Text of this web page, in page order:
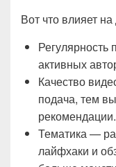
Вот что влияет
активных
Качество
подача, тем
рекомендации.
Тематика —
лайфхаки и